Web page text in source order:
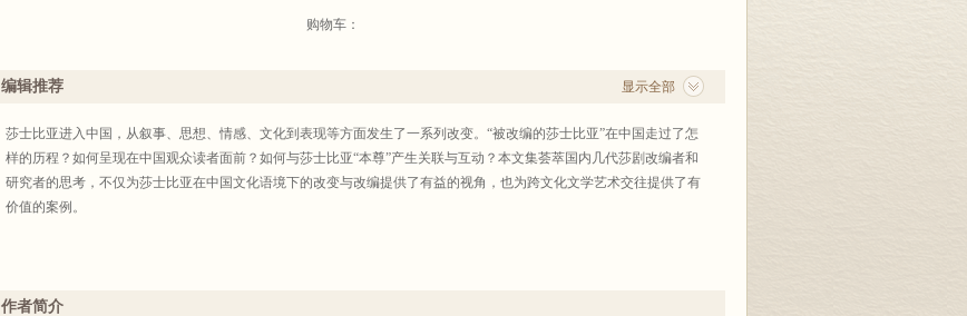
购物车：
显示全部
编辑推荐
莎士比亚进入中国，从叙事、思想、情感、文化到表现等方面发生了一系列改变。“被改编的莎士比亚”在中国走过了怎
样的历程？如何呈现在中国观众读者面前？如何与莎士比亚“本尊”产生关联与互动？本文集荟萃国内几代莎剧改编者和
研究者的思考，不仅为莎士比亚在中国文化语境下的改变与改编提供了有益的视角，也为跨文化文学艺术交往提供了有
价值的案例。
作者简介